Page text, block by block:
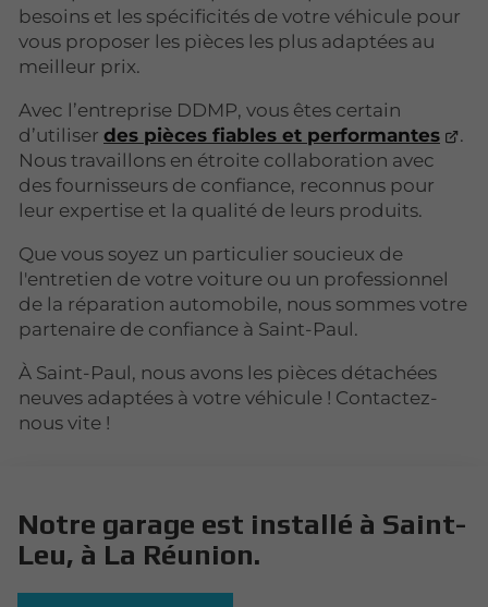
besoins et les spécificités de votre véhicule pour
vous proposer les pièces les plus adaptées au
meilleur prix.
Avec l’entreprise DDMP, vous êtes certain
d’utiliser des pièces fiables et performantes
.
Nous travaillons en étroite collaboration avec
des fournisseurs de confiance, reconnus pour
leur expertise et la qualité de leurs produits.
Que vous soyez un particulier soucieux de
l'entretien de votre voiture ou un professionnel
de la réparation automobile, nous sommes votre
partenaire de confiance à Saint-Paul.
À Saint-Paul, nous avons les pièces détachées
neuves adaptées à votre véhicule ! Contactez-
nous vite !
Notre garage est installé à Saint-
Leu, à La Réunion.